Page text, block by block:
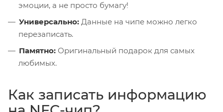
эмоции, а не просто бумагу!
Универсально: Данные на чипе можно легко
перезаписать.
Памятно: Оригинальный подарок для самых
любимых.
Как записать информацию